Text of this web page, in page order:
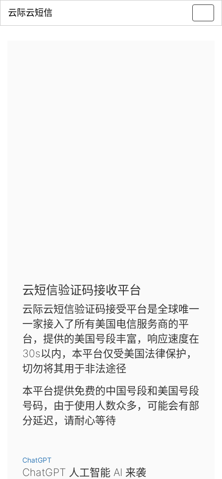
云际云短信
云短信验证码接收平台
云际云短信验证码接受平台是全球唯一
一家接入了所有美国电信服务商的平
台，提供的美国号段丰富，响应速度在
30s以内，本平台仅受美国法律保护，
切勿将其用于非法途径
本平台提供免费的中国号段和美国号段
号码，由于使用人数众多，可能会有部
分延迟，请耐心等待
ChatGPT
ChatGPT 人工智能 AI 来袭